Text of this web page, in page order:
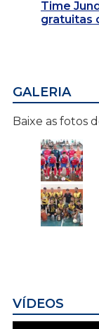
Time
gratuitas
GALERIA
Baixe as fotos
VÍDEOS